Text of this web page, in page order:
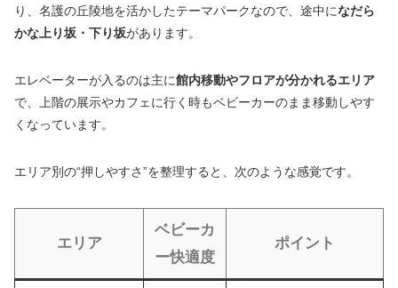
り、名護の丘陵地を活かしたテーマパークなので、途中になだら
かな上り坂・下り坂があります。
エレベーターが入るのは主に館内移動やフロアが分かれるエリア
で、上階の展示やカフェに行く時もベビーカーのまま移動しやす
くなっています。
エリア別の“押しやすさ”を整理すると、次のような感覚です。
エリア
ベビーカ
ー快適度
ポイント